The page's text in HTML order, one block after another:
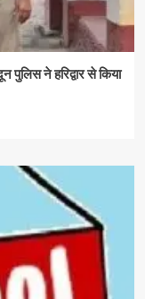
पुलिस ने हरिद्वार से किया